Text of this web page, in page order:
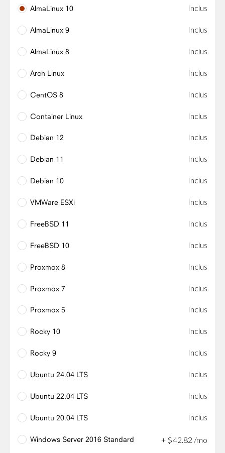
AlmaLinux 10
Inclus
AlmaLinux 9 Inclus
AlmaLinux 8 Inclus
Arch Linux Inclus
CentOS 8 Inclus
Container Linux Inclus
Debian 12 Inclus
Debian 11 Inclus
Debian 10 Inclus
VMWare ESXi Inclus
FreeBSD 11 Inclus
FreeBSD 10 Inclus
Proxmox 8 Inclus
Proxmox 7 Inclus
Proxmox 5 Inclus
Rocky 10 Inclus
Rocky 9 Inclus
Ubuntu 24.04 LTS Inclus
Ubuntu 22.04 LTS Inclus
Ubuntu 20.04 LTS Inclus
Windows Server 2016 Standard + $42 82 /mo